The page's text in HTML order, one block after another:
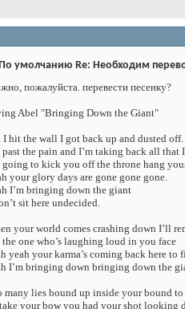
Re: Необходим
пожалуйста. перевести песенку?
Abel "Bringing Down the Giant"
I hit the wall I got back up and dusted off.
past the pain and I’m taking back all that
going to kick you off the throne hang
your glory days are gone gone gone.
I’m bringing down the giant
sit here undecided.
your world comes crashing down I’ll
the one who’s laughing loud in you face
yeah your karma’s coming back here
I’m bringing down bringing down the
many lies bound up inside your bound
your bow you had your shot looking